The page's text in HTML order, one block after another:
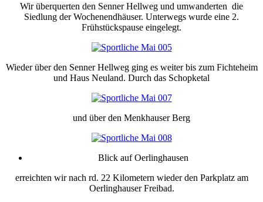
Wir überquerten den Senner Hellweg und umwanderten die
Siedlung der Wochenendhäuser. Unterwegs wurde eine 2.
Frühstückspause eingelegt.
Wieder über den Senner Hellweg ging es weiter bis zum Fichteheim
und Haus Neuland. Durch das Schopketal
und über den Menkhauser Berg
Blick auf Oerlinghausen
erreichten wir nach rd. 22 Kilometern wieder den Parkplatz am
Oerlinghauser Freibad.